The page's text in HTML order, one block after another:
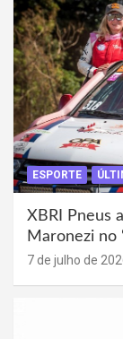
ESPORTE
XBRI Pneus
Maronezi no
7 de julho de